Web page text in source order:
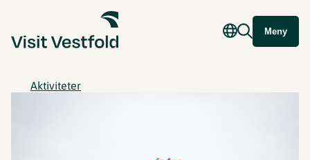
Meny
Aktiviteter